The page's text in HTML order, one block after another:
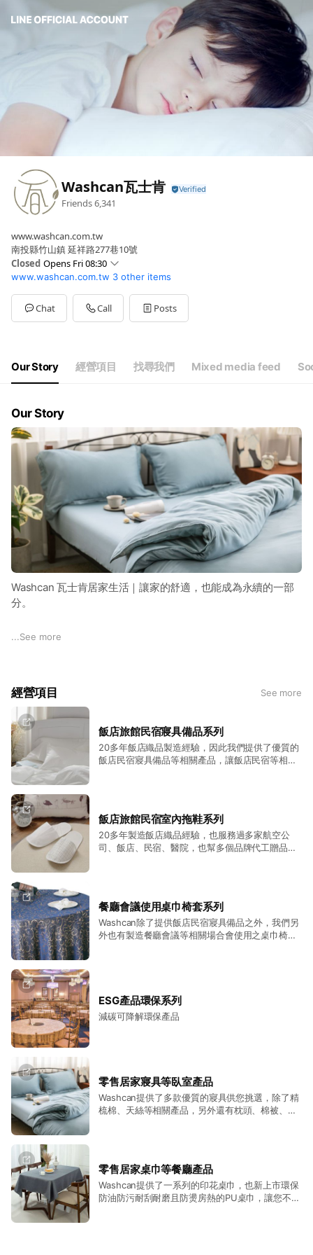
Washcan瓦士肯
Friends6,341
www.washcan.com.tw
南投縣竹山鎮 延祥路277巷10號
Closed Opens Fri 08:30
SunClosed
Mon08:30 - 12:00,13:00 - 17:30
Tue08:30 - 12:00,13:00 - 17:30
Wed08:30 - 12:00,13:00 - 17:30
www.washcan.com.tw 3 other items
Chat Call Posts
Our Story 經營項目 找尋我們 Mixed media feed
Our Story
Washcan 瓦士肯居家生活｜讓家的舒適，也能成為永續的一部
分。
Washcan 瓦士肯，相信真正的舒適，不只是柔軟的觸感，更來
袍、枕頭、棉被、保潔墊、室內拖鞋等產品，陪伴無數旅人度過
舒適的住宿時光。如今，我們將飯店等級的品質與細節，帶進每
一個家庭，希望讓更多人都能享受高品質的居家生活。
我們精選優質材質，重視舒適性、耐用性與實用機能，從每天接
觸的寢具、毛浴巾到居家用品，每一項產品都希望為生活帶來更
安心、更放鬆的體驗。
除了提供優質產品，我們更積極投入循環經濟與永續發展，希望
讓產品在完成原有使命後，仍能繼續創造價值，而不是成為一次
性的消耗品。
近年來，Washcan 建立了屬於自己的循環系統，持續探索旅宿
用品與紡織材料使用後的新可能，並攜手不同產業共同推動資源
循環，讓永續不只是理念，而是能夠真正落實於生活中的行動。
我們相信，每一次購買、每一次選擇，都有機會為環境帶來一點
改變。
未來，Washcan 將持續結合居家生活、美好設計與循環永續，
打造兼具品質、美感與責任的生活品牌。
謝謝您加入 Washcan 瓦士肯居家生活，期待陪伴您打造更舒
適、更美好的生活，也一起讓每一份選擇，創造更長遠的價值。
Washcan 瓦士肯居家生活
Hotel Quality．Home Comfort．Made To Regenerate™
...See more
經營項目 See more
飯店旅館民宿寢具備品系列
20多年飯店織品製造經驗，因此我們提供了優質的
飯店民宿寢具備品等相關產品，讓飯店民宿等相關
飯店旅館民宿室內拖鞋系列
20多年製造飯店織品經驗，也服務過多家航空公
司、飯店、民宿、醫院，也幫多個品牌代工贈品與
餐廳會議使用桌巾椅套系列
Washcan除了提供飯店民宿寢具備品之外，我們另
外也有製造餐廳會議等相關場合會使用之桌巾椅套
ESG產品環保系列
減碳可降解環保產品
零售居家寢具等臥室產品
Washcan提供了多款優質的寢具供您挑選，除了精
梳棉、天絲等相關產品，另外還有枕頭、棉被、抱
零售居家桌巾等餐廳產品
Washcan提供了一系列的印花桌巾，也新上市環保
防油防污耐刮耐磨且防燙房熱的PU桌巾，讓您不用